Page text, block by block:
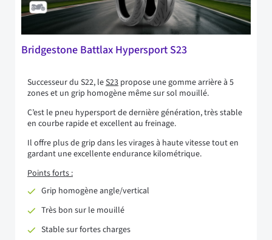
Bridgestone Battlax Hypersport S23
Successeur du S22, leS23 propose une gomme arrière à 5
zones et un grip homogène même sur sol mouillé.
C’est le pneu hypersport de dernière génération, très stable
en courbe rapide et excellent au freinage.
Il offre plus de grip dans les virages à haute vitesse tout en
gardant une excellente endurance kilométrique.
Points forts :
Grip homogène angle/vertical
Très bon sur le mouillé
Stable sur fortes charges